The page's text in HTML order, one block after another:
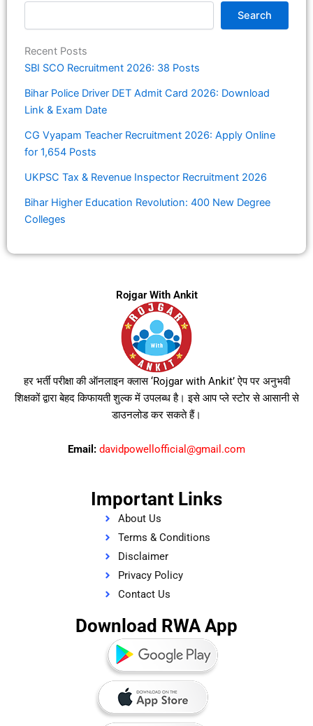
Search
Recent Posts
SBI SCO Recruitment 2026: 38 Posts
Bihar Police Driver DET Admit Card 2026: Download
Link & Exam Date
CG Vyapam Teacher Recruitment 2026: Apply Online
for 1,654 Posts
UKPSC Tax & Revenue Inspector Recruitment 2026
Bihar Higher Education Revolution: 400 New Degree
Colleges
Rojgar With Ankit
हर भर्ती परीक्षा की ऑनलाइन क्लास ‘Rojgar with Ankit’ ऐप पर अनुभवी
शिक्षकों द्वारा बेहद किफायती शुल्क में उपलब्ध है। इसे आप प्ले स्टोर से आसानी से
डाउनलोड कर सकते हैं।
Email: davidpowellofficial@gmail.com
Important Links
About Us
Terms & Conditions
Disclaimer
Privacy Policy
Contact Us
Download RWA App